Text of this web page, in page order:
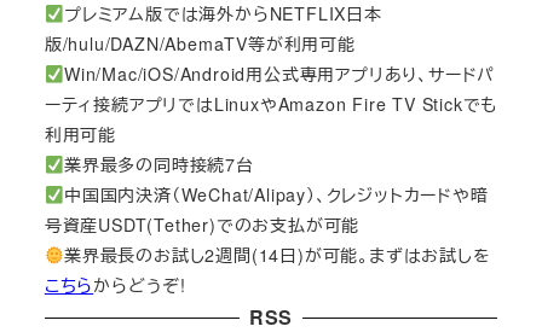
プレミアム版では海外からNETFLIX日本
版/hulu/DAZN/AbemaTV等が利用可能
Win/Mac/iOS/Android用公式専用アプリあり、サードパ
ーティ接続アプリではLinuxやAmazon Fire TV Stickでも
利用可能
業界最多の同時接続7台
中国国内決済（WeChat/Alipay）、クレジットカードや暗
号資産USDT(Tether)でのお支払が可能
業界最長のお試し2週間(14日)が可能。まずはお試しを
こちらからどうぞ!
RSS